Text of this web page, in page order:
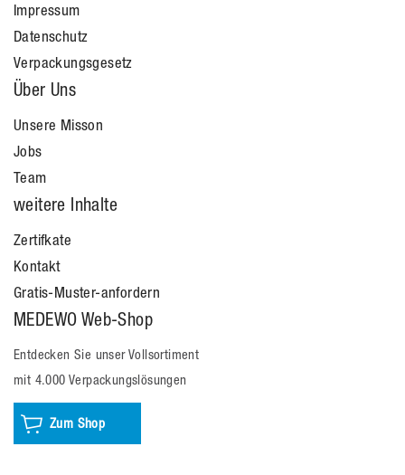
Impressum
Datenschutz
Verpackungsgesetz
Über Uns
Unsere Misson
Jobs
Team
weitere Inhalte
Zertifkate
Kontakt
Gratis-Muster-anfordern
MEDEWO Web-Shop
Entdecken Sie unser Vollsortiment
mit 4.000 Verpackungslösungen
Zum Shop